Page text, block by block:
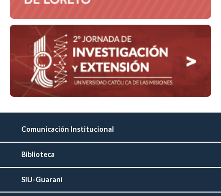
Comunicación Institucional
Biblioteca
SIU-Guaraní